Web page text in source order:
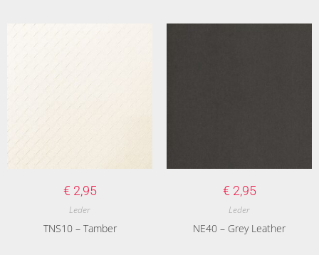
€ 2,95
Leder
TNS10 – Tamber
€ 2,95
Leder
NE40 – Grey Leather